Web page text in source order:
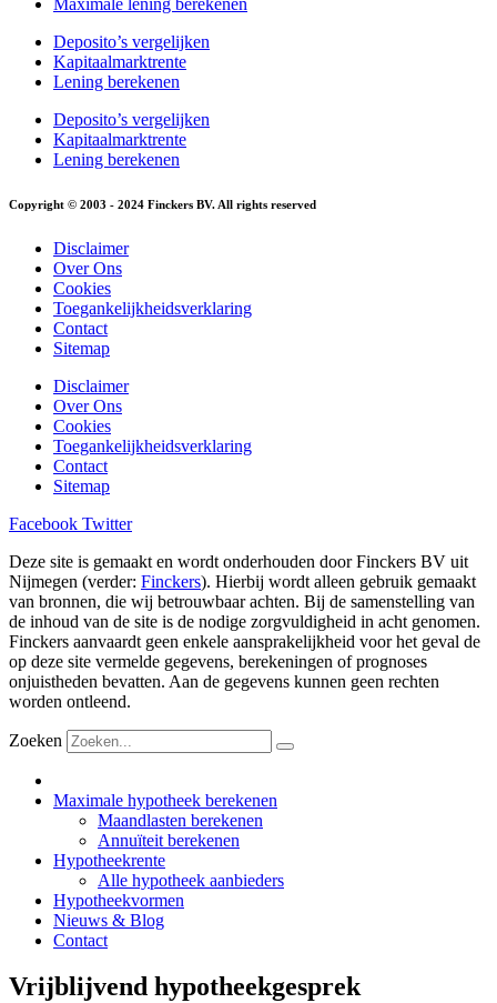
Deposito’s vergelijken
Kapitaalmarktrente
Lening berekenen
Deposito’s vergelijken
Kapitaalmarktrente
Lening berekenen
Copyright © 2003 - 2024 Finckers BV. All rights reserved
Disclaimer
Over Ons
Cookies
Toegankelijkheidsverklaring
Contact
Sitemap
Disclaimer
Over Ons
Cookies
Toegankelijkheidsverklaring
Contact
Sitemap
Facebook Twitter
Deze site is gemaakt en wordt onderhouden door Finckers BV uit
Nijmegen (verder: Finckers). Hierbij wordt alleen gebruik gemaakt
van bronnen, die wij betrouwbaar achten. Bij de samenstelling van
de inhoud van de site is de nodige zorgvuldigheid in acht genomen.
Finckers aanvaardt geen enkele aansprakelijkheid voor het geval de
op deze site vermelde gegevens, berekeningen of prognoses
onjuistheden bevatten. Aan de gegevens kunnen geen rechten
worden ontleend.
Zoeken
Maximale hypotheek berekenen
Maandlasten berekenen
Annuïteit berekenen
Hypotheekrente
Alle hypotheek aanbieders
Hypotheekvormen
Nieuws & Blog
Contact
Vrijblijvend hypotheekgesprek